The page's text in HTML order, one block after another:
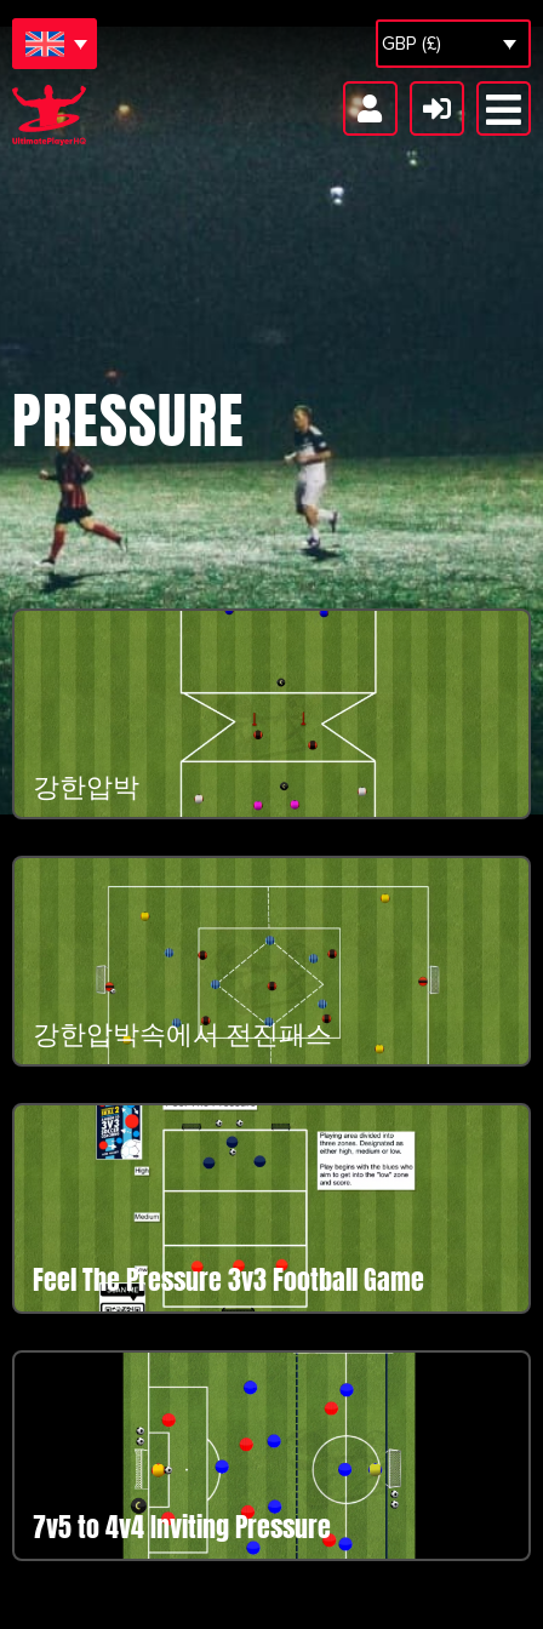
GBP (£)
PRESSURE
강한압박
강한압박속에서 전진패스
Feel The Pressure 3v3 Football Game
7v5 to 4v4 Inviting Pressure